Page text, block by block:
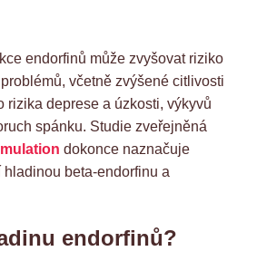
endorfinů může zvyšovat riziko
včetně zvýšené citlivosti
rizika deprese a úzkosti, výkyvů
spánku. Studie zveřejněná
dokonce naznačuje
beta-endorfinu a
endorfinů?